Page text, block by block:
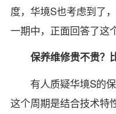
度，华境S也考虑到了
一期中，正面回答了这
保养维修贵不贵？
有人质疑华境S的
这个周期是结合技术特